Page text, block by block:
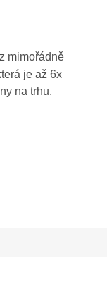
mimořádně
je až 6x
na trhu.